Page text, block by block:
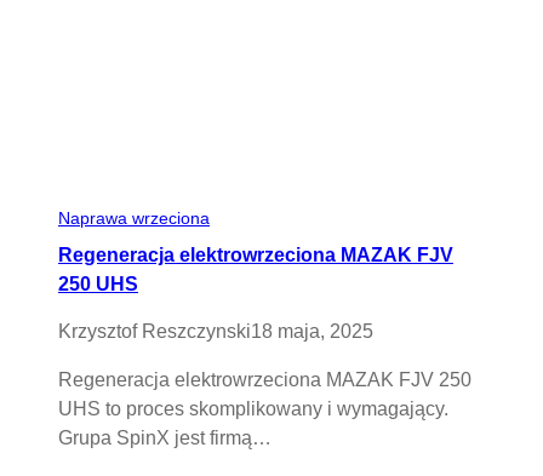
Naprawa wrzeciona
Regeneracja elektrowrzeciona MAZAK FJV
250 UHS
Krzysztof Reszczynski18 maja, 2025
Regeneracja elektrowrzeciona MAZAK FJV 250
UHS to proces skomplikowany i wymagający.
Grupa SpinX jest firmą…